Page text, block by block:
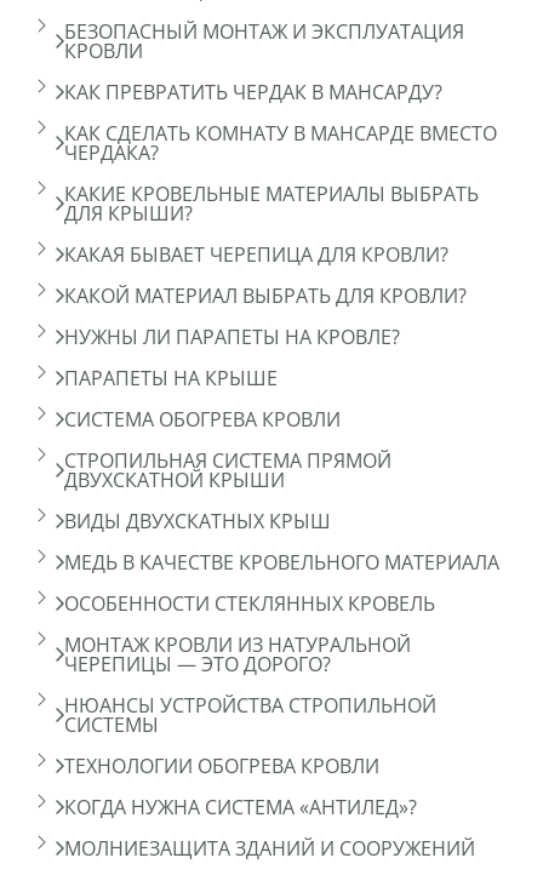
БЕЗОПАСНЫЙ МОНТАЖ И ЭКСПЛУАТАЦИЯ
КРОВЛИ
КАК ПРЕВРАТИТЬ ЧЕРДАК В МАНСАРДУ?
КАК СДЕЛАТЬ КОМНАТУ В МАНСАРДЕ ВМЕСТО
ЧЕРДАКА?
КАКИЕ КРОВЕЛЬНЫЕ МАТЕРИАЛЫ ВЫБРАТЬ
ДЛЯ КРЫШИ?
КАКАЯ БЫВАЕТ ЧЕРЕПИЦА ДЛЯ КРОВЛИ?
КАКОЙ МАТЕРИАЛ ВЫБРАТЬ ДЛЯ КРОВЛИ?
НУЖНЫ ЛИ ПАРАПЕТЫ НА КРОВЛЕ?
ПАРАПЕТЫ НА КРЫШЕ
СИСТЕМА ОБОГРЕВА КРОВЛИ
СТРОПИЛЬНАЯ СИСТЕМА ПРЯМОЙ
ДВУХСКАТНОЙ КРЫШИ
ВИДЫ ДВУХСКАТНЫХ КРЫШ
МЕДЬ В КАЧЕСТВЕ КРОВЕЛЬНОГО МАТЕРИАЛА
ОСОБЕННОСТИ СТЕКЛЯННЫХ КРОВЕЛЬ
МОНТАЖ КРОВЛИ ИЗ НАТУРАЛЬНОЙ
ЧЕРЕПИЦЫ — ЭТО ДОРОГО?
НЮАНСЫ УСТРОЙСТВА СТРОПИЛЬНОЙ
СИСТЕМЫ
ТЕХНОЛОГИИ ОБОГРЕВА КРОВЛИ
КОГДА НУЖНА СИСТЕМА «АНТИЛЕД»?
МОЛНИЕЗАЩИТА ЗДАНИЙ И СООРУЖЕНИЙ